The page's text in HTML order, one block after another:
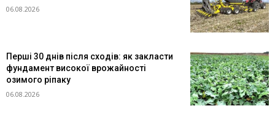
06.08.2026
Перші 30 днів після сходів: як закласти
фундамент високої врожайності
озимого ріпаку
06.08.2026